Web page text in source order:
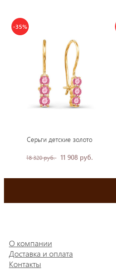
-35%
Серьги детские золото
18 320 руб. 11 908 руб.
О компании
Доставка и оплата
Контакты